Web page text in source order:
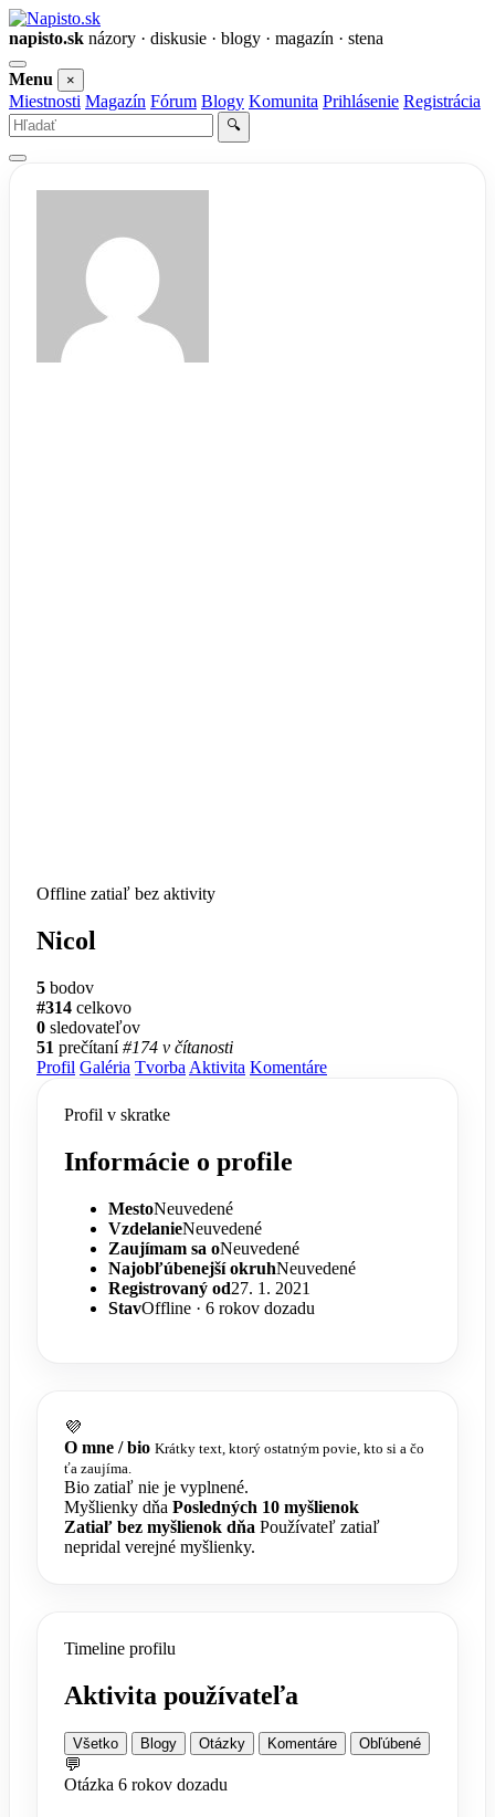
napisto.sk názory · diskusie · blogy · magazín · stena
Otvoriť
menu
Menu ×
Miestnosti Magazín Fórum Blogy Komunita Prihlásenie Registrácia
Vyhľadať
🔍
Offline zatiaľ bez aktivity
Nicol
5 bodov
#314 celkovo
0 sledovateľov
51 prečítaní #174 v čítanosti
Profil Galéria Tvorba Aktivita Komentáre
Profil v skratke
Informácie o profile
MestoNeuvedené
VzdelanieNeuvedené
Zaujímam sa oNeuvedené
Najobľúbenejší okruhNeuvedené
Registrovaný od27. 1. 2021
StavOffline · 6 rokov dozadu
💜
O mne / bio Krátky text, ktorý ostatným povie, kto si a čo
ťa zaujíma.
Bio zatiaľ nie je vyplnené.
Myšlienky dňa Posledných 10 myšlienok
Zatiaľ bez myšlienok dňa Používateľ zatiaľ
nepridal verejné myšlienky.
Timeline profilu
Aktivita používateľa
Všetko Blogy Otázky Komentáre Obľúbené
💬
Otázka 6 rokov dozadu